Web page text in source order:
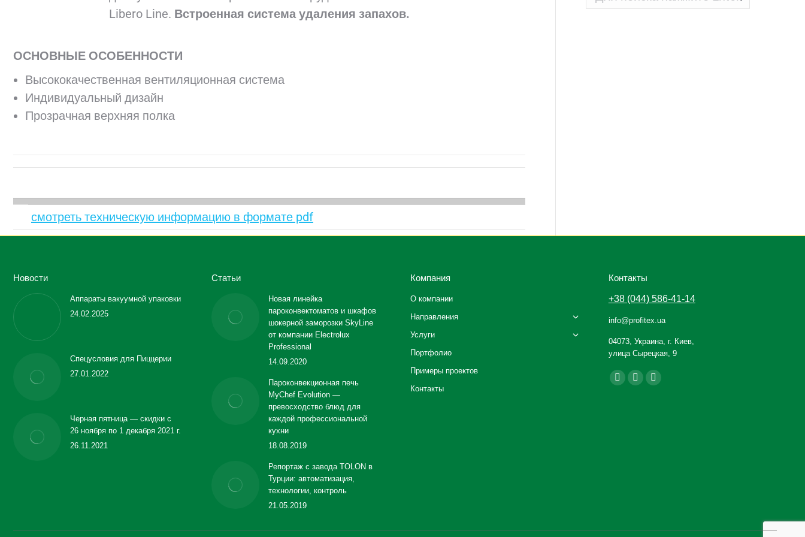
Libero Line. Встроенная система удаления запахов.
ОСНОВНЫЕ ОСОБЕННОСТИ
Высококачественная вентиляционная система
Индивидуальный дизайн
Прозрачная верхняя полка
смотреть техническую информацию в формате pdf
Новости
Аппараты вакуумной упаковки
24.02.2025
Спецусловия для Пиццерии
27.01.2022
Черная пятница — скидки с
26 ноября по 1 декабря 2021 г.
26.11.2021
Статьи
Новая линейка
пароконвектоматов и шкафов
шокерной заморозки SkyLine
от компании Electrolux
Professional
14.09.2020
Пароконвекционная печь
MyChef Evolution —
превосходство блюд для
каждой профессиональной
кухни
18.08.2019
Репортаж с завода TOLON в
Турции: автоматизация,
технологии, контроль
21.05.2019
Компания
О компании
Направления
Услуги
Портфолио
Примеры проектов
Контакты
Контакты
+38 (044) 586-41-14
info@profitex.ua
04073, Украина, г. Киев,
улица Сырецкая, 9
Ищите нас:
Facebook
YouTubeInstagram